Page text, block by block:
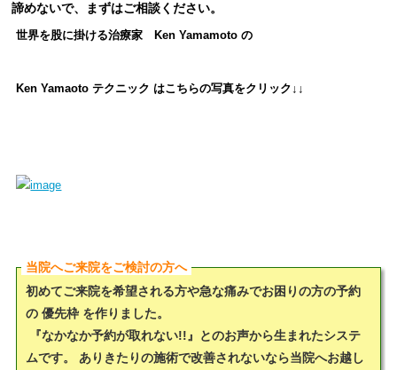
諦めないで、まずはご相談ください。
世界を股に掛ける治療家 Ken Yamamotoの
Ken Yamaoto テクニック はこちらの写真をクリック↓↓
当院へご来院をご検討の方へ
初めてご来院を希望される方や急な痛みでお困りの方の予約
の 優先枠 を作りました。
『なかなか予約が取れない!!』 とのお声から生まれたシステ
ムです。 ありきたりの施術で改善されないなら当院へお越し